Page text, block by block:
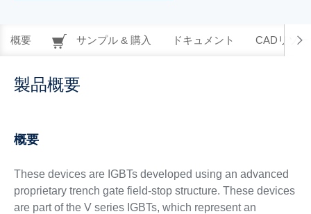
概要 サンプル & 購入 ドキュメント CADリソー
製品概要
概要
These devices are IGBTs developed using an advanced
proprietary trench gate field-stop structure. These devices
are part of the V series IGBTs, which represent an